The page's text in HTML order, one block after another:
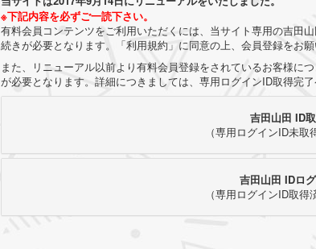
※下記内容を必ずご一読下さい。
有料会員コンテンツをご利用いただくには、当サイト専用の吉田
続きが必要となります。「利用規約」に同意の上、会員登録をお願
また、リニューアル以前より有料会員登録をされているお客様に
が必要となります。詳細につきましては、専用ログインID取得完了
吉田山田 ID
（専用ログインID未取
吉田山田 IDロ
（専用ログインID取得